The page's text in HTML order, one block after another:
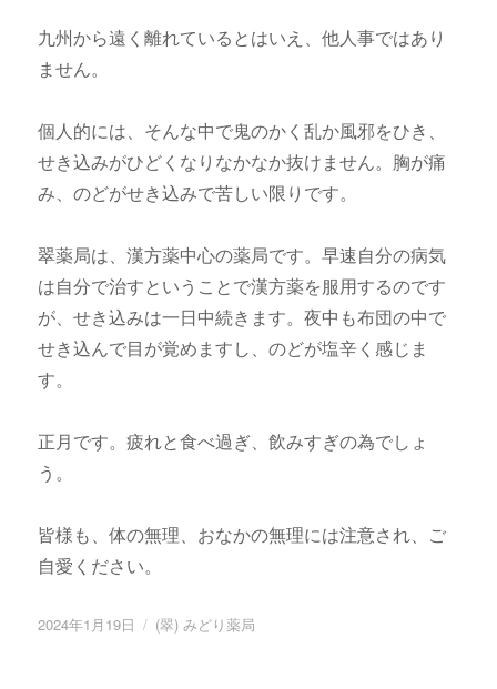
九州から遠く離れているとはいえ、他人事ではあり
ません。
個人的には、そんな中で鬼のかく乱か風邪をひき、
せき込みがひどくなりなかなか抜けません。胸が痛
み、のどがせき込みで苦しい限りです。
翠薬局は、漢方薬中心の薬局です。早速自分の病気
は自分で治すということで漢方薬を服用するのです
が、せき込みは一日中続きます。夜中も布団の中で
せき込んで目が覚めますし、のどが塩辛く感じま
す。
正月です。疲れと食べ過ぎ、飲みすぎの為でしょ
う。
皆様も、体の無理、おなかの無理には注意され、ご
自愛ください。
投
2024年1月19日
カ
(翠) みどり薬局